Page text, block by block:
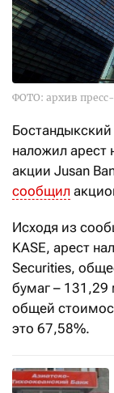
ФОТО: архив
наложил арест
акции Jusan
сообщил
Исходя из
KASE, арест
Securities,
бумаг –
общей
это 67,58%.